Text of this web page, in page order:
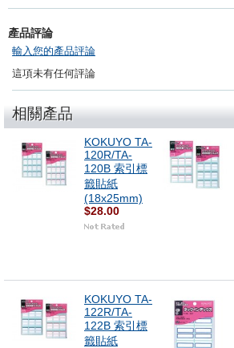
產品評論
輸入您的產品評論
這項未有任何評論
相關產品
KOKUYO TA-
120R/TA-
120B 索引標
籤貼紙
(18x25mm)
$28.00
KOKUYO TA-
122R/TA-
122B 索引標
籤貼紙